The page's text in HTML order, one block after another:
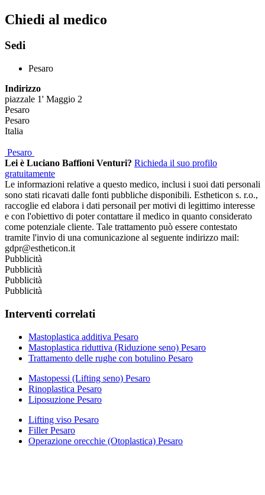
Chiedi al medico
Sedi
Pesaro
Indirizzo
piazzale 1' Maggio 2
Pesaro
Pesaro
Italia
Pesaro
Lei è Luciano Baffioni Venturi? Richieda il suo profilo
gratuitamente
Le informazioni relative a questo medico, inclusi i suoi dati personali
sono stati ricavati dalle fonti pubbliche disponibili. Estheticon s. r.o.,
raccoglie ed elabora i dati personail per motivi di legittimo interesse
e con l'obiettivo di poter contattare il medico in quanto considerato
come potenziale cliente. Tale trattamento può essere contestato
tramite l'invio di una comunicazione al seguente indirizzo mail:
gdpr@estheticon.it
Pubblicità
Pubblicità
Pubblicità
Pubblicità
Interventi correlati
Mastoplastica additiva Pesaro
Mastoplastica riduttiva (Riduzione seno) Pesaro
Trattamento delle rughe con botulino Pesaro
Mastopessi (Lifting seno) Pesaro
Rinoplastica Pesaro
Liposuzione Pesaro
Lifting viso Pesaro
Filler Pesaro
Operazione orecchie (Otoplastica) Pesaro